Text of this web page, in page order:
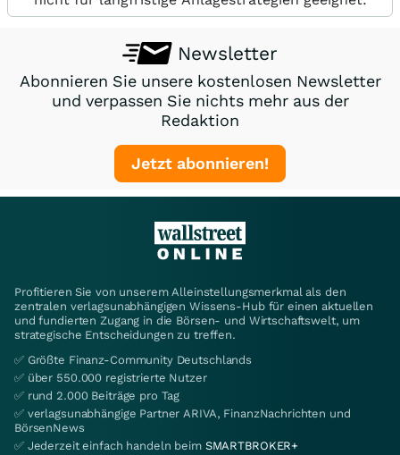
Newsletter
Abonnieren Sie unsere kostenlosen Newsletter
und verpassen Sie nichts mehr aus der
Redaktion
Jetzt abonnieren!
Profitieren Sie von unserem Alleinstellungsmerkmal als den
zentralen verlagsunabhängigen Wissens-Hub für einen aktuellen
und fundierten Zugang in die Börsen- und Wirtschaftswelt, um
strategische Entscheidungen zu treffen.
✅ Größte Finanz-Community Deutschlands
✅ über 550.000 registrierte Nutzer
✅ rund 2.000 Beiträge pro Tag
✅ verlagsunabhängige Partner ARIVA, FinanzNachrichten und
BörsenNews
✅ Jederzeit einfach handeln beim SMARTBROKER+